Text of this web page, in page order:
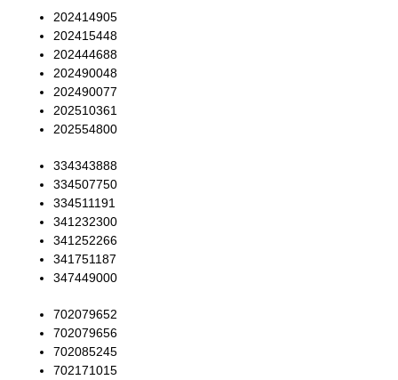
202414905
202415448
202444688
202490048
202490077
202510361
202554800
334343888
334507750
334511191
341232300
341252266
341751187
347449000
702079652
702079656
702085245
702171015